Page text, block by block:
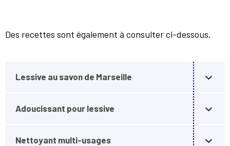
Des recettes sont également à consulter ci-dessous.
Lessive au savon de Marseille
Adoucissant pour lessive
Nettoyant multi-usages